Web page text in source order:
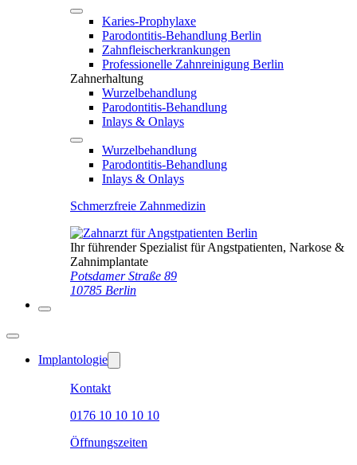
Karies-Prophylaxe
Parodontitis-Behandlung Berlin
Zahnfleischerkrankungen
Professionelle Zahnreinigung Berlin
Zahnerhaltung
Wurzelbehandlung
Parodontitis-Behandlung
Inlays & Onlays
Wurzelbehandlung
Parodontitis-Behandlung
Inlays & Onlays
Schmerzfreie Zahnmedizin
Ihr führender Spezialist für Angstpatienten, Narkose &
Zahnimplantate
Potsdamer Straße 89
10785 Berlin
Implantologie
Kontakt
0176 10 10 10 10
Öffnungszeiten